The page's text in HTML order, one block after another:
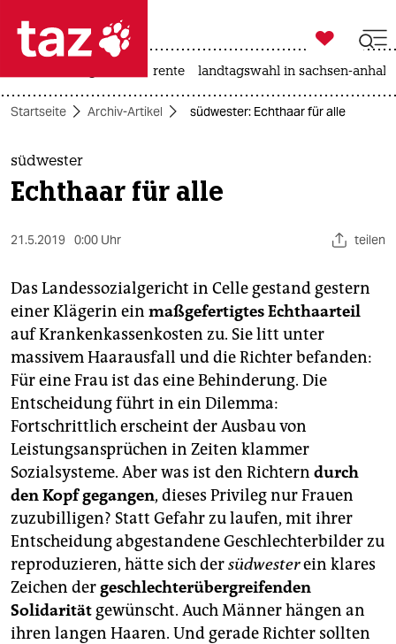
 taz zahl ich
taz zahl ich
themen
politik
öko
gesellschaft
kultur
sport
berlin
nord
wahrheit
verlag
verlag
veranstaltungen
shop

taz zahl ich
rente landtagswahl in sachsen-anhalt
Startseite Archiv-Artikel südwester: Echthaar für alle
südwester
Echthaar für alle
21.5.2019 0:00 Uhr teilen
Das Landessozialgericht in Celle gestand gestern
einer Klägerin ein maßgefertigtes Echthaarteil
auf Krankenkassenkosten zu. Sie litt unter
massivem Haarausfall und die Richter befanden:
Für eine Frau ist das eine Behinderung. Die
Entscheidung führt in ein Dilemma:
Fortschrittlich erscheint der Ausbau von
Leistungsansprüchen in Zeiten klammer
Sozialsysteme. Aber was ist den Richtern durch
den Kopf gegangen, dieses Privileg nur Frauen
zuzubilligen? Statt Gefahr zu laufen, mit ihrer
Entscheidung abgestandene Geschlechterbilder zu
reproduzieren, hätte sich dersüdwesterein klares
Zeichen dergeschlechter­übergreifenden
Solidarität gewünscht. Auch Männer hängen an
ihren langen Haaren. Und gerade Richter sollten